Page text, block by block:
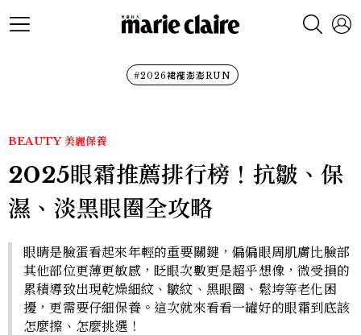
#2026裙襬澎澎RUN
BEAUTY 美麗保養
2025眼霜推薦排行榜！抗皺、保
濕、淡黑眼圈全攻略
眼睛是臉蛋看起來年輕的重要關鍵，偏偏眼周肌膚比臉部
其他部位更薄更敏感，眨眼次數更是超乎想像，微受損的
累積導致出現乾燥細紋、皺紋、黑眼圈、鬆垮等老化困
擾，更需要仔細保養。這次就來看看一罐好的眼霜到底該
怎麼擦、怎麼挑選！